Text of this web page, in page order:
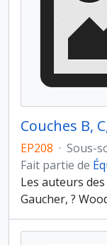
Couches B,
EP208 · Sous-
Fait partie de
Les auteurs
Gaucher, ?